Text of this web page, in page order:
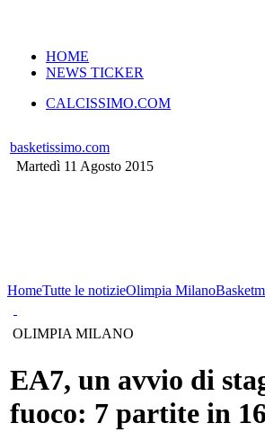
HOME
NEWS TICKER
CALCISSIMO.COM
basketissimo.com
Martedì 11 Agosto 2015
HomeTutte le notizieOlimpia Milano
OLIMPIA MILANO
EA7, un avvio di
fuoco: 7 partite in